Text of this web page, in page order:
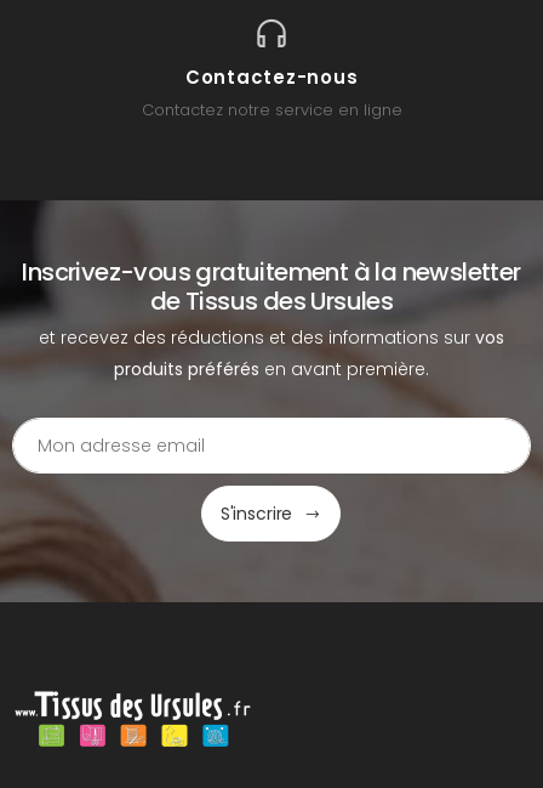
Contactez-nous
Contactez notre service en ligne
Inscrivez-vous gratuitement à la newsletter
de Tissus des Ursules
et recevez des réductions et des informations sur vos
produits préférés en avant première.
S'inscrire